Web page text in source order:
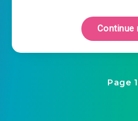
Continue
Page